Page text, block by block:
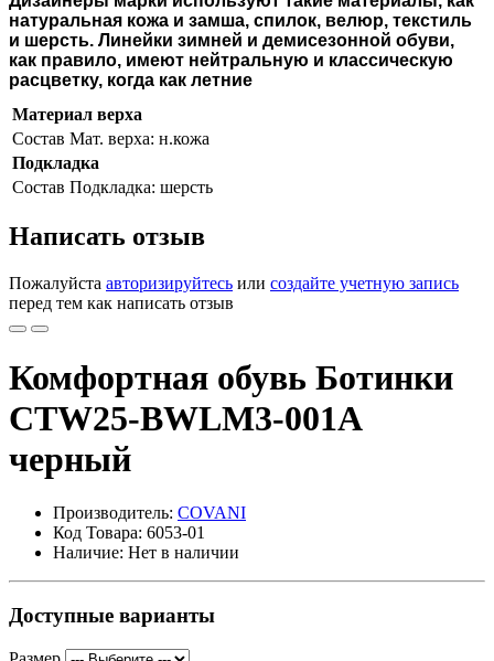
натуральная кожа и замша, спилок, велюр, текстиль
и шерсть. Линейки зимней и демисезонной обуви,
как правило, имеют нейтральную и классическую
расцветку, когда как летние
Материал верха
Состав Мат. верха: н.кожа
Подкладка
Состав Подкладка: шерсть
Написать отзыв
Пожалуйста авторизируйтесь или создайте учетную запись
перед тем как написать отзыв
Комфортная обувь Ботинки
CTW25-BWLM3-001A
черный
Производитель: COVANI
Код Товара: 6053-01
Наличие: Нет в наличии
Доступные варианты